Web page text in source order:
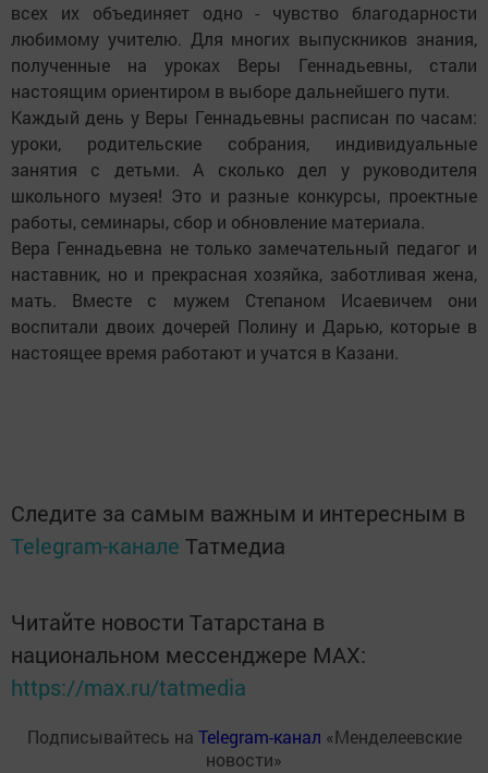
всех их объединяет одно - чувство благодарности
любимому учителю. Для многих выпускников знания,
полученные на уроках Веры Геннадьевны, стали
настоящим ориентиром в выборе дальнейшего пути.
Каждый день у Веры Геннадьевны расписан по часам:
уроки, родительские собрания, индивидуальные
занятия с детьми. А сколько дел у руководителя
школьного музея! Это и разные конкурсы, проектные
работы, семинары, сбор и обновление материала.
Вера Геннадьевна не только замечательный педагог и
наставник, но и прекрасная хозяйка, заботливая жена,
мать. Вместе с мужем Степаном Исаевичем они
воспитали двоих дочерей Полину и Дарью, которые в
настоящее время работают и учатся в Казани.
Следите за самым важным и интересным в
Telegram-канале Татмедиа
Читайте новости Татарстана в
национальном мессенджере MАХ:
https://max.ru/tatmedia
Подписывайтесь на Telegram-канал «Менделеевские
новости»